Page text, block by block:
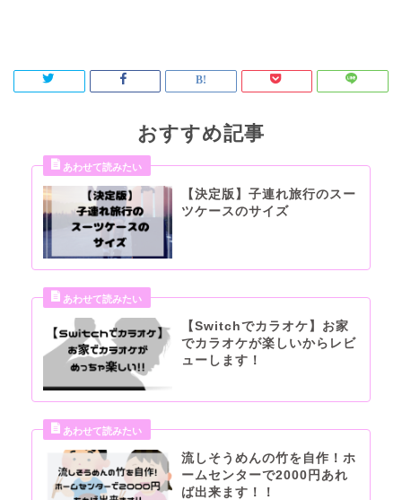
おすすめ記事
【決定版】子連れ旅行のスー
ツケースのサイズ
【Switchでカラオケ】お家
でカラオケが楽しいからレビ
ューします！
流しそうめんの竹を自作！ホ
ームセンターで2000円あれ
ば出来ます！！